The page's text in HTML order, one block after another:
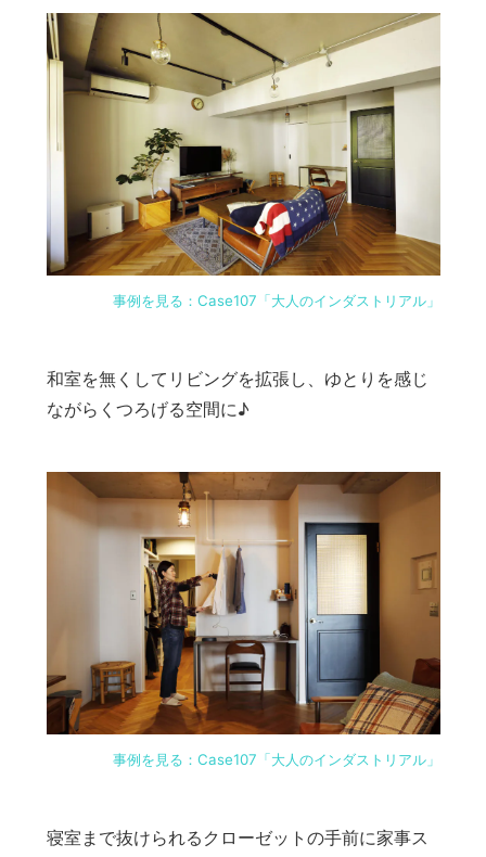
事例を見る：Case107「大人のインダストリアル」
和室を無くしてリビングを拡張し、ゆとりを感じ
ながらくつろげる空間に♪
事例を見る：Case107「大人のインダストリアル」
寝室まで抜けられるクローゼットの手前に家事ス